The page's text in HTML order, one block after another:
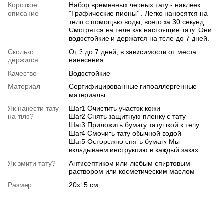
Короткое
описание
Набор временных черных тату - наклеек
"Графические пионы" . Легко наносятся на
тело с помощью воды, всего за 30 секунд.
Смотрятся на теле как настоящие тату. Они
водостойкие и держатся на теле до 7 дней.
Сколько
держится
От 3 до 7 дней, в зависимости от места
нанесения
Качество
Водостойкие
Материал
Сертифицированные гипоаллергенные
материалы
Як нанести тату
на тіло?
Шаг1 Очистить участок кожи
Шаг2 Снять защитную пленку с тату
Шаг3 Приложить бумагу татушкой к телу
Шаг4 Смочить тату обычной водой
Шаг5 Осторожно снять бумагу Мы
вкладываем инструкцию в каждый заказ
Як змити тату?
Антисептиком или любым спиртовым
раствором или косметическим маслом
Размер
20х15 см